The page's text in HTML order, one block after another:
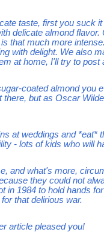
taste, first you suck
delicate almond
that much more
with delight. We also
at home, I'll try to post
coated almond you
but as Oscar
at weddings and *eat*
- lots of kids who will
and what's more,
they could not
in 1984 to hold hands
that delirious war.
article pleased you!